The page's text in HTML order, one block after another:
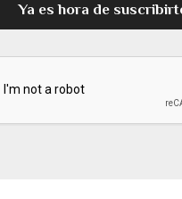
Ya es hora de